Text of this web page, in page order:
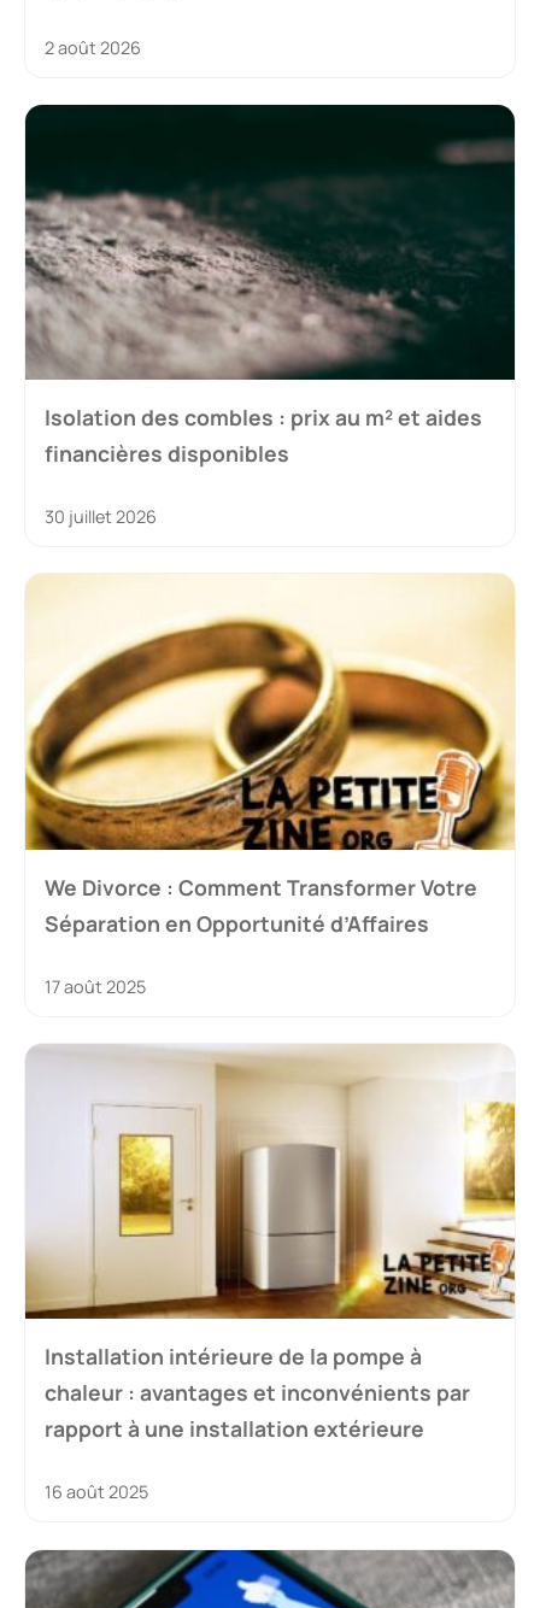
2 août 2026
Isolation des combles : prix au m² et aides
financières disponibles
30 juillet 2026
We Divorce : Comment Transformer Votre
Séparation en Opportunité d’Affaires
17 août 2025
Installation intérieure de la pompe à
chaleur : avantages et inconvénients par
rapport à une installation extérieure
16 août 2025